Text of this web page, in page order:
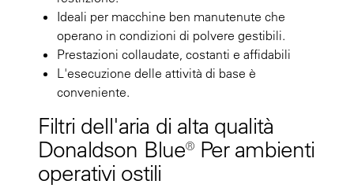
Ideali per macchine ben manutenute che
operano in condizioni di polvere gestibili.
Prestazioni collaudate, costanti e affidabili
L'esecuzione delle attività di base è
conveniente.
Filtri dell'aria di alta qualità
Donaldson Blue® Per ambienti
operativi ostili